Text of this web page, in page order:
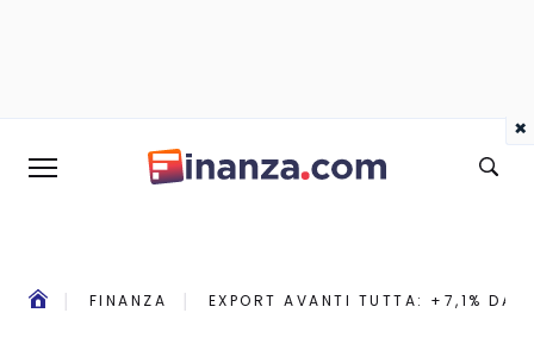
FINANZA EXPORT AVANTI TUTTA: +7,1% DA
×